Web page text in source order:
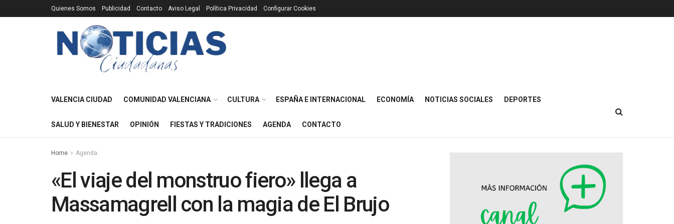
Quienes Somos Publicidad Contacto Aviso Legal Política Privacidad Configurar Cookies
VALENCIA CIUDAD COMUNIDAD VALENCIANA CULTURA ESPAÑA E INTERNACIONAL ECONOMÍA NOTICIAS SOCIALES DEPORTES
SALUD Y BIENESTAR OPINIÓN FIESTAS Y TRADICIONES AGENDA CONTACTO
Home Agenda
«El viaje del monstruo fiero» llega a
Massamagrell con la magia de El Brujo